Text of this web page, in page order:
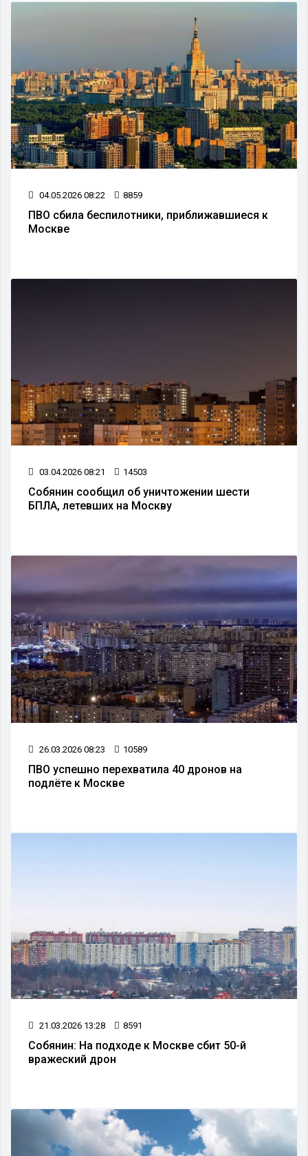
04.05.2026 08:22 8859
ПВО сбила беспилотники, приближавшиеся к
Москве
03.04.2026 08:21 14503
Собянин сообщил об уничтожении шести
БПЛА, летевших на Москву
26.03.2026 08:23 10589
ПВО успешно перехватила 40 дронов на
подлёте к Москве
21.03.2026 13:28 8591
Собянин: На подходе к Москве сбит 50-й
вражеский дрон